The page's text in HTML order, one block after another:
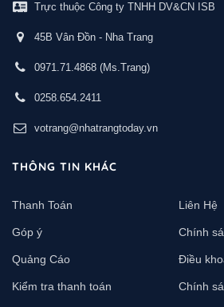
Trực thuộc Công ty TNHH DV&CN ISB
45B Vân Đồn - Nha Trang
0971.71.4868 (Ms.Trang)
0258.654.2411
votrang@nhatrangtoday.vn
THÔNG TIN KHÁC
Thanh Toán Liên Hệ
Góp ý Chính
Quảng Cáo Điều
Kiểm tra thanh toán Chính